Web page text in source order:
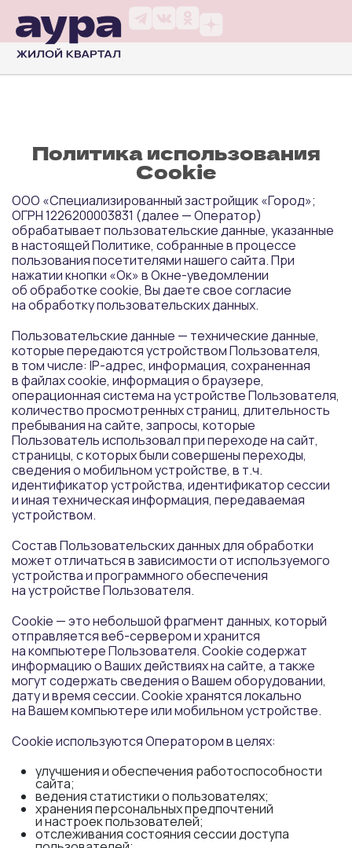
Политика использования
Cookie
ООО «Специализированный застройщик «Город»;
ОГРН 1226200003831 (далее — Оператор)
обрабатывает пользовательские данные, указанные
в настоящей Политике, собранные в процессе
пользования посетителями нашего сайта. При
нажатии кнопки «Ок» в Окне-уведомлении
об обработке cookie, Вы даете свое согласие
на обработку пользовательских данных.
Пользовательские данные — технические данные,
которые передаются устройством Пользователя,
в том числе: IP-адрес, информация, сохраненная
в файлах cookie, информация о браузере,
операционная система на устройстве Пользователя,
количество просмотренных страниц, длительность
пребывания на сайте, запросы, которые
Пользователь использовал при переходе на сайт,
страницы, с которых были совершены переходы,
сведения о мобильном устройстве, в т.ч.
идентификатор устройства, идентификатор сессии
и иная техническая информация, передаваемая
устройством.
Состав Пользовательских данных для обработки
может отличаться в зависимости от используемого
устройства и программного обеспечения
на устройстве Пользователя.
Сookie — это небольшой фрагмент данных, который
отправляется веб-сервером и хранится
на компьютере Пользователя. Cookie содержат
информацию о Ваших действиях на сайте, а также
могут содержать сведения о Вашем оборудовании,
дату и время сессии. Сookie хранятся локально
на Вашем компьютере или мобильном устройстве.
Cookie используются Оператором в целях:
улучшения и обеспечения работоспособности
сайта;
ведения статистики о пользователях;
хранения персональных предпочтений
и настроек пользователей;
отслеживания состояния сессии доступа